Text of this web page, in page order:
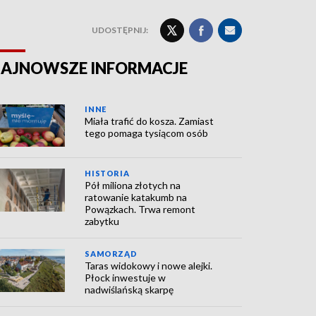
UDOSTĘPNIJ:
INFORMACJE
INNE
Miała trafić do kosza. Zamiast
tego pomaga tysiącom osób
HISTORIA
Pół miliona złotych na
ratowanie katakumb na
Powązkach. Trwa remont
zabytku
SAMORZĄD
Taras widokowy i nowe alejki.
Płock inwestuje w
nadwiślańską skarpę